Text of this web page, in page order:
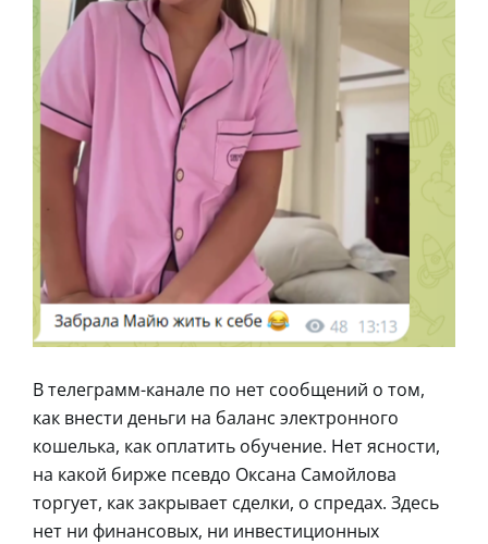
В телеграмм-канале по нет сообщений о том,
как внести деньги на баланс электронного
кошелька, как оплатить обучение. Нет ясности,
на какой бирже псевдо Оксана Самойлова
торгует, как закрывает сделки, о спредах. Здесь
нет ни финансовых, ни инвестиционных